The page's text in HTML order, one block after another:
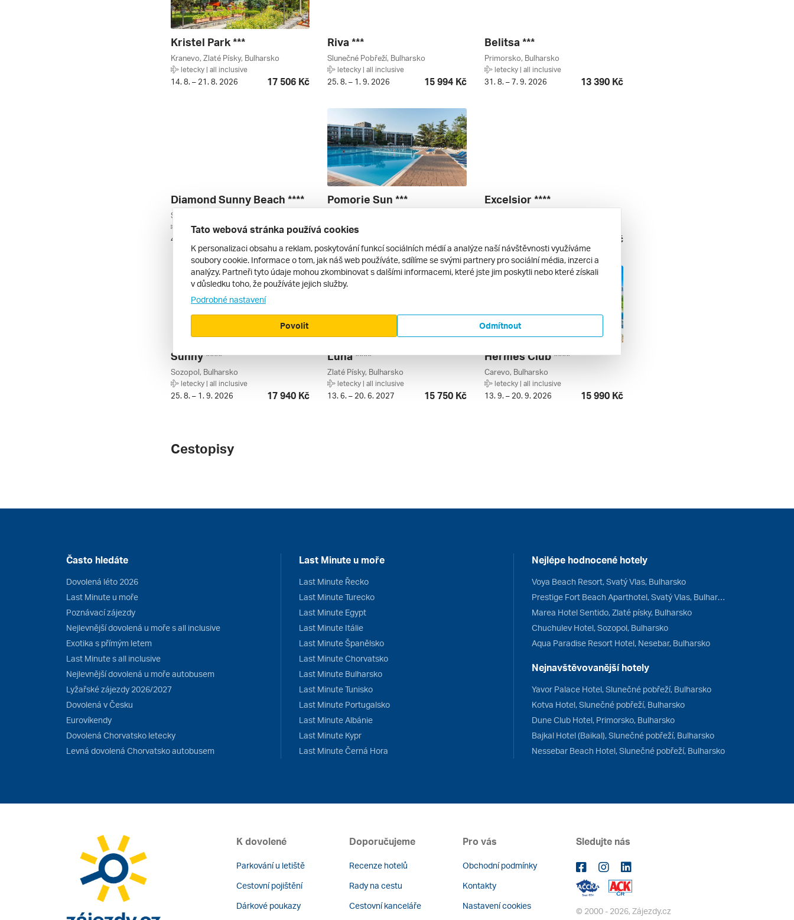
Kristel Park ***
Kranevo, Zlaté Písky, Bulharsko
letecky | all inclusive
14. 8. – 21. 8. 2026 17 506 Kč
Riva ***
Slunečné Pobřeží, Bulharsko
letecky | all inclusive
25. 8. – 1. 9. 2026 15 994 Kč
Belitsa ***
Primorsko, Bulharsko
letecky | all inclusive
31. 8. – 7. 9. 2026 13 390 Kč
Diamond Sunny Beach ****
Slunečné Pobřeží, Bulharsko
letecky | all inclusive
4. 9. – 11. 9. 2026 13 276 Kč
Pomorie Sun ***
letecky | all inclusive
Excelsior ****
15 200 Kč
Sunny ****
Sozopol, Bulharsko
letecky | all inclusive
25. 8. – 1. 9. 2026 17 940 Kč
Luna ****
Zlaté Písky, Bulharsko
letecky | all inclusive
13. 6. – 20. 6. 2027 15 750 Kč
Hermes Club ****
Carevo, Bulharsko
letecky | all inclusive
13. 9. – 20. 9. 2026 15 990 Kč
Cestopisy
Často hledáte
Dovolená léto 2026
Last Minute u moře
Poznávací zájezdy
Nejlevnější dovolená u moře s all inclusive
Exotika s přímým letem
Last Minute s all inclusive
Nejlevnější dovolená u moře autobusem
Lyžařské zájezdy 2026/2027
Dovolená v Česku
Eurovíkendy
Dovolená Chorvatsko letecky
Levná dovolená Chorvatsko autobusem
Last Minute u moře
Last Minute Řecko
Last Minute Turecko
Last Minute Egypt
Last Minute Itálie
Last Minute Španělsko
Last Minute Chorvatsko
Last Minute Bulharsko
Last Minute Tunisko
Last Minute Portugalsko
Last Minute Albánie
Last Minute Kypr
Last Minute Černá Hora
Nejlépe hodnocené hotely
Voya Beach Resort, Svatý Vlas, Bulharsko
Prestige Fort Beach Aparthotel, Svatý Vlas, Bulharsko
Marea Hotel Sentido, Zlaté písky, Bulharsko
Chuchulev Hotel, Sozopol, Bulharsko
Aqua Paradise Resort Hotel, Nesebar, Bulharsko
Nejnavštěvovanější hotely
Yavor Palace Hotel, Slunečné pobřeží, Bulharsko
Kotva Hotel, Slunečné pobřeží, Bulharsko
Dune Club Hotel, Primorsko, Bulharsko
Bajkal Hotel (Baikal), Slunečné pobřeží, Bulharsko
Nessebar Beach Hotel, Slunečné pobřeží, Bulharsko
K dovolené
Parkování u letiště
Cestovní pojištění
Dárkové poukazy
Doporučujeme
Recenze hotelů
Rady na cestu
Cestovní kanceláře
Pro vás
Obchodní podmínky
Kontakty
Nastavení cookies
Sledujte nás
© 2000 - 2026, Zájezdy.cz
Tato webová stránka používá cookies
K personalizaci obsahu a reklam, poskytování funkcí sociálních médií a analýze naší návštěvnosti využíváme
soubory cookie. Informace o tom, jak náš web používáte, sdílíme se svými partnery pro sociální média, inzerci a
analýzy. Partneři tyto údaje mohou zkombinovat s dalšími informacemi, které jste jim poskytli nebo které získali
v důsledku toho, že používáte jejich služby.
Podrobné nastavení
Odmítnout
Povolit